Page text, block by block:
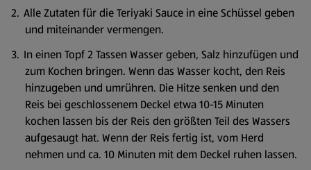
Alle Zutaten für die Teriyaki Sauce in eine Schüssel geben
und miteinander vermengen.
In einen Topf 2 Tassen Wasser geben, Salz hinzufügen und
zum Kochen bringen. Wenn das Wasser kocht, den Reis
hinzugeben und umrühren. Die Hitze senken und den
Reis bei geschlossenem Deckel etwa 10-15 Minuten
kochen lassen bis der Reis den größten Teil des Wassers
aufgesaugt hat. Wenn der Reis fertig ist, vom Herd
nehmen und ca. 10 Minuten mit dem Deckel ruhen lassen.